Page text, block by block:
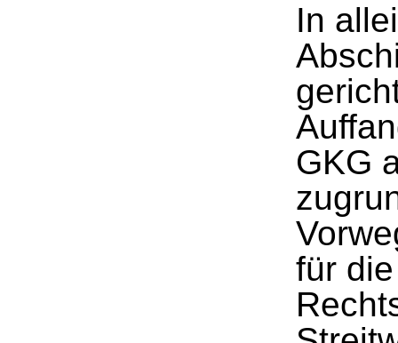
In
GKG
für